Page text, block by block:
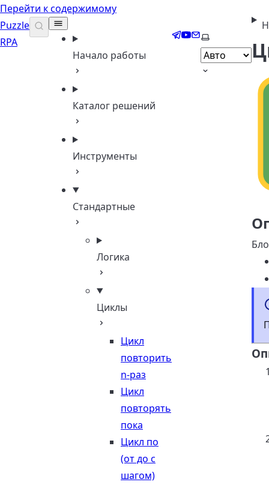
Перейти к содержимому
Puzzle
RPA
Начало работы
Каталог решений
Инструменты
Стандартные
Логика
Циклы
Цикл
повторить
n-раз
Цикл
повторять
пока
Цикл по
(от до с
шагом)
Telegram
YouTube
EmailВыберите